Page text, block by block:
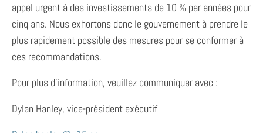
appel urgent à des investissements de 10 % par années pour
cinq ans. Nous exhortons donc le gouvernement à prendre le
plus rapidement possible des mesures pour se conformer à
ces recommandations.
Pour plus d’information, veuillez communiquer avec :
Dylan Hanley, vice-président exécutif